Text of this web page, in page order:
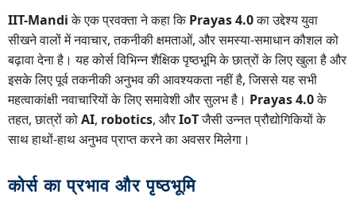
IIT-Mandiके एक प्रवक्ता ने कहा किPrayas 4.0का उद्देश्य युवा
सीखने वालों में नवाचार, तकनीकी क्षमताओं, और समस्या-समाधान कौशल को
बढ़ावा देना है। यह कोर्स विभिन्न शैक्षिक पृष्ठभूमि के छात्रों के लिए खुला है और
इसके लिए पूर्व तकनीकी अनुभव की आवश्यकता नहीं है, जिससे यह सभी
महत्वाकांक्षी नवाचारियों के लिए समावेशी और सुलभ है। Prayas 4.0के
तहत, छात्रों कोAI, robotics, औरIoTजैसी उन्नत प्रौद्योगिकियों के
साथ हाथों-हाथ अनुभव प्राप्त करने का अवसर मिलेगा।
कोर्स का प्रभाव और पृष्ठभूमि